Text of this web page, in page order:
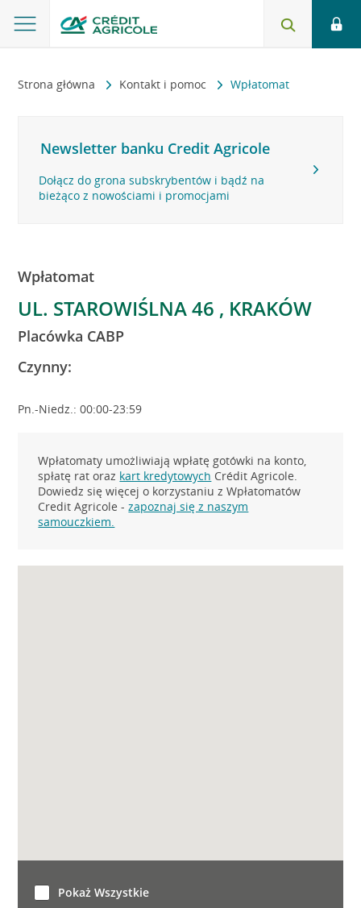
Strona główna Kontakt i pomoc Wpłatomat
Newsletter banku Credit Agricole
Dołącz do grona subskrybentów i bądź na
bieżąco z nowościami i promocjami
Wpłatomat
UL. STAROWIŚLNA 46 , KRAKÓW
Placówka CABP
Czynny:
Pn.-Niedz.: 00:00-23:59
Wpłatomaty umożliwiają wpłatę gotówki na konto,
spłatę rat oraz kart kredytowych Crédit Agricole.
Dowiedz się więcej o korzystaniu z Wpłatomatów
Credit Agricole -zapoznaj się z naszym
samouczkiem.
Pokaż Wszystkie